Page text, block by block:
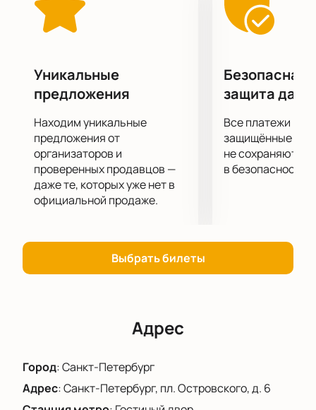
Уникальные
предложения
Находим уникальные
предложения от
организаторов и
проверенных продавцов —
даже те, которых уже нет в
официальной продаже.
Безопасная
защита
Все платежи
защищённые
не сохраняются
в безопасности.
Выбрать билеты
Адрес
Город:Санкт-Петербург
Адрес:Санкт-Петербург, пл. Островского, д. 6